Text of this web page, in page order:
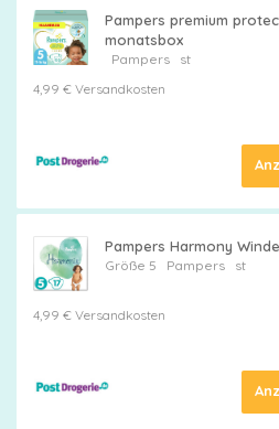
Pampers
Alle
Windeln
Pampers
Pampers premium protection
monatsbox
Pampersst
4,99 € Versandkosten
Pampers Harmony
Größe 5 Pampersst
4,99 € Versandkosten